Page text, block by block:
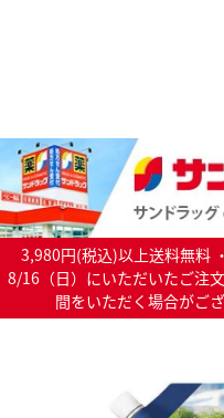
3,980円(税込)以上送料無料
8/16（日）にいただいたご注
間をいただく場合がご